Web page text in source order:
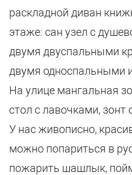
раскладной диван
этаже: сан узел с
двумя двуспальными
двумя односпальными
На улице мангальная
стол с лавочками, зонт
У нас живописно,
можно попариться в
пожарить шашлык,